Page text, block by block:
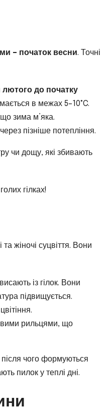
– початок весни. Точні
до початку
в межах 5–10°C.
зима м’яка.
через пізніше потепління.
чи дощу, які збивають
гілках!
жіночі суцвіття. Вони
із гілок. Вони
підвищується.
рильцями, що
після чого формуються
пилок у теплі дні.